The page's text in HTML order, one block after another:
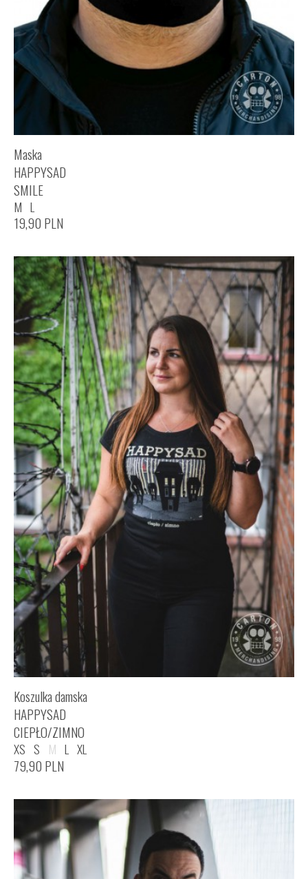
Maska
HAPPYSAD
SMILE
M L
19,90 PLN
Koszulka damska
HAPPYSAD
CIEPŁO/ZIMNO
XS S M L XL
79,90 PLN